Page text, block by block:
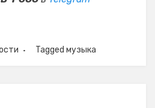
Tagged музыка